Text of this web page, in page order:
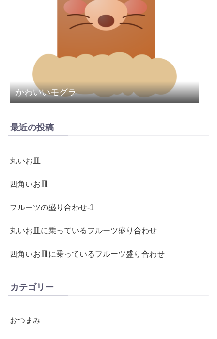
かわいいモグラ
最近の投稿
丸いお皿
四角いお皿
フルーツの盛り合わせ-1
丸いお皿に乗っているフルーツ盛り合わせ
四角いお皿に乗っているフルーツ盛り合わせ
カテゴリー
おつまみ